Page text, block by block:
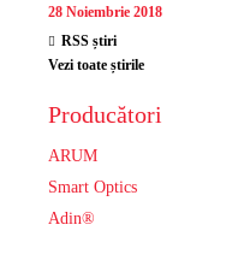
28 Noiembrie 2018
RSS știri
Vezi toate știrile
Producători
ARUM
Smart Optics
Adin®